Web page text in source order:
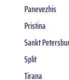
Panevezhis
Pristina
Sankt
Split
Tirana